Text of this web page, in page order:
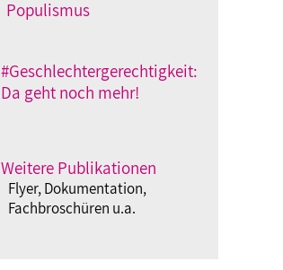
Populismus
#Geschlechtergerechtigkeit:
Da geht noch mehr!
Weitere Publikationen
Flyer, Dokumentation,
Fachbroschüren u.a.